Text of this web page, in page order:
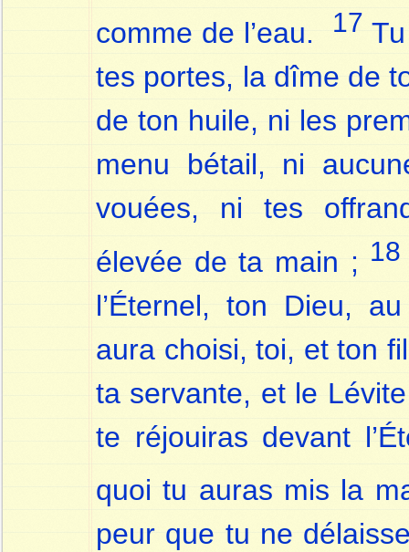
comme de l’eau. 17
tes portes, la dîme de
de ton huile, ni les
menu bétail, ni
vouées, ni tes
élevée de ta main ; 18
l’Éternel, ton Dieu,
aura choisi, toi, et ton
ta servante, et le
te réjouiras devant
quoi tu auras mis la
peur que tu ne